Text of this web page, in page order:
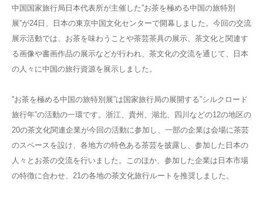
中国国家旅行局日本代表所が主催した”お茶を極める中国の旅特別
展”が24日、日本の東京中国文化センターで開幕しました。今回の交流
展示活動では、お茶を味わうことや茶芸茶具の展示、茶文化と関連す
る画像や書画作品の展示などが行われ、茶文化の交流を通じて、日本
の人々に中国の旅行資源を展示しました。
”お茶を極める中国の旅特別展”は国家旅行局の展開する”シルクロード
旅行年”の活動の一環です。浙江、貴州、湖北、四川などの12の地区の
20の茶文化関連企業が今回の活動に参加し、一部の企業は会場に茶芸
のスペースを設け、各地方の特色ある茶芸を披露し、参加した日本の
人々とお茶の交流を行いました。このほか、参加した企業は日本市場
の特徴に合わせ、21の各地の茶文化旅行ルートを推奨しました。